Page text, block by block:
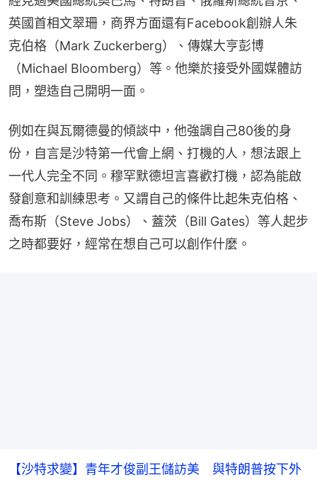
英國首相文翠珊，商界方面還有Facebook創辦人朱
克伯格（Mark Zuckerberg）、傳媒大亨彭博
（Michael Bloomberg）等。他樂於接受外國媒體訪
問，塑造自己開明一面。
例如在與瓦爾德曼的傾談中，他強調自己80後的身
份，自言是沙特第一代會上網、打機的人，想法跟上
一代人完全不同。穆罕默德坦言喜歡打機，認為能啟
發創意和訓練思考。又謂自己的條件比起朱克伯格、
喬布斯（Steve Jobs）、蓋茨（Bill Gates）等人起步
之時都要好，經常在想自己可以創作什麼。
【沙特求變】青年才俊副王儲訪美 與特朗普按下外